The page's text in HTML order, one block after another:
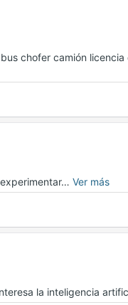
chofer camión
Ver más
la inteligencia